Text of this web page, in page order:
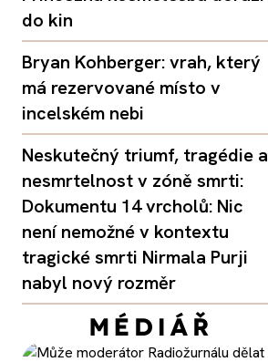
do kin
Bryan Kohberger: vrah, který
má rezervované místo v
incelském nebi
Neskutečný triumf, tragédie a
nesmrtelnost v zóně smrti:
Dokumentu 14 vrcholů: Nic
není nemožné v kontextu
tragické smrti Nirmala Purji
nabyl nový rozměr